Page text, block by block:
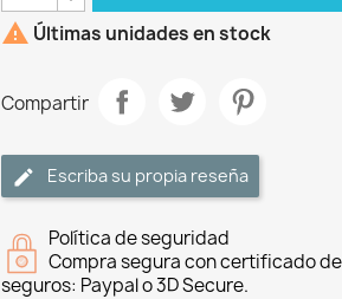
 Últimas unidades en stock
Compartir
Escriba su propia reseña
Política de seguridad
Compra segura con certificado
seguros: Paypal o 3D Secure.